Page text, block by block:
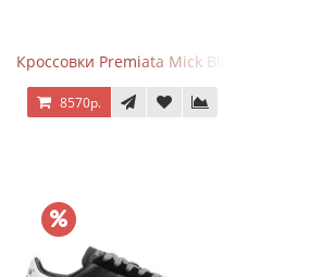
Кроссовки Premiata Mick Black
8570р.